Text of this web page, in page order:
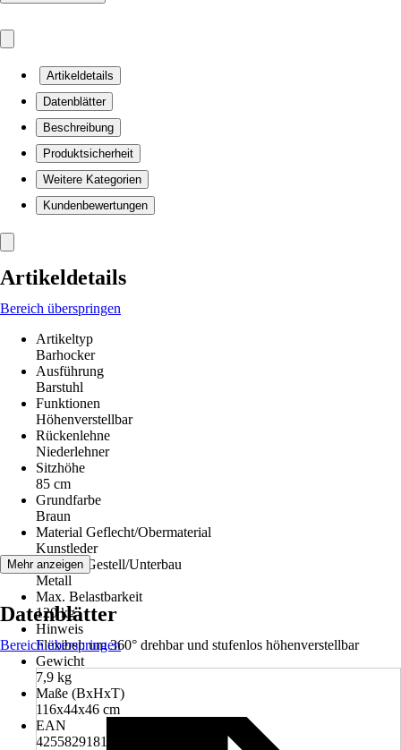
Artikeldetails
Datenblätter
Beschreibung
Produktsicherheit
Weitere Kategorien
Kundenbewertungen
Artikeldetails
Bereich überspringen
Artikeltyp
Barhocker
Ausführung
Barstuhl
Funktionen
Höhenverstellbar
Rückenlehne
Niederlehner
Sitzhöhe
85 cm
Grundfarbe
Braun
Material Geflecht/Obermaterial
Kunstleder
Material Gestell/Unterbau
Metall
Max. Belastbarkeit
120 kg
Hinweis
Flexibel: um 360° drehbar und stufenlos höhenverstellbar
Gewicht
7,9 kg
Maße (BxHxT)
116x44x46 cm
EAN
4255829181430
Mehr anzeigen
Datenblätter
Bereich überspringen